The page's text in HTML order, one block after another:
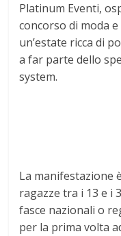
Platinum Eventi,
concorso di moda
un’estate ricca di
a far parte dello
system.
La manifestazione
ragazze tra i 13 e i
fasce nazionali o
per la prima volta